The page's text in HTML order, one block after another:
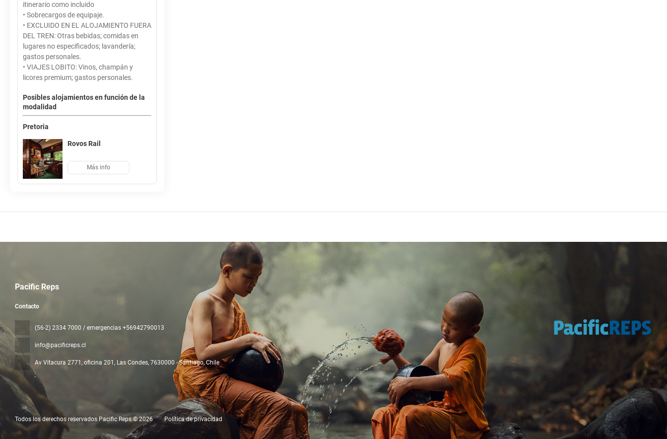
itinerario como incluido
• Sobrecargos de equipaje.
• EXCLUIDO EN EL ALOJAMIENTO FUERA
DEL TREN: Otras bebidas; comidas en
lugares no especificados; lavandería;
gastos personales.
• VIAJES LOBITO: Vinos, champán y
licores premium; gastos personales.
Posibles alojamientos en función de la
modalidad
Pretoria
Rovos Rail
Más info
Pacific Reps
Contacto
(56-2) 2334 7000 / emergencias +56942790013
info@pacificreps.cl
Av Vitacura 2771, oficina 201, Las Condes, 7630000 - Santiago, Chile
Todos los derechos reservados Pacific Reps © 2026 Política de privacidad